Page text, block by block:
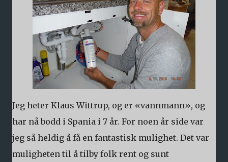
Jeg heter Klaus Wittrup, og er «vannmann», og
har nå bodd i Spania i 7 år. For noen år side var
jeg så heldig å få en fantastisk mulighet. Det var
muligheten til å tilby folk rent og sunt